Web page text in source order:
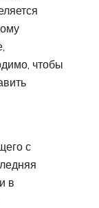
чтобы
с
в